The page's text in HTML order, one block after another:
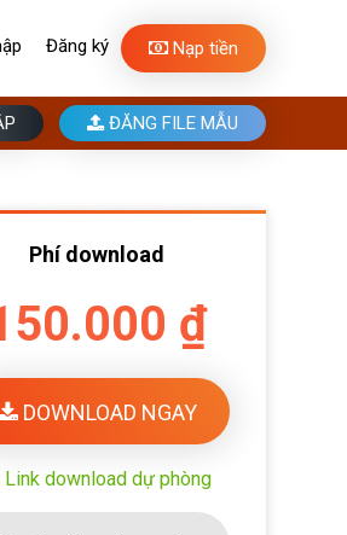
Đăng ký Nạp tiền
ĐĂNG FILE MẪU
Phí download
₫
DOWNLOAD NGAY
Link download dự phòng